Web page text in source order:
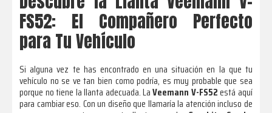
FS52: El Compañero Perfecto
para Tu Vehículo
Si alguna vez te has encontrado en una situación en la que tu
vehículo no se ve tan bien como podría, es muy probable que sea
porque no tiene la llanta adecuada. LaVeemann V-FS52está aquí
para cambiar eso. Con un diseño que llamaría la atención incluso de